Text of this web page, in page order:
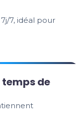
7, idéal pour
de